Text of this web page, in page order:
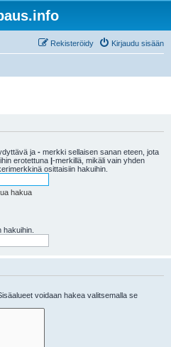
Kirjaudu sisään
Rekisteröidy
ja - merkki sellaisen sanan eteen, jota
erotettuna |-merkillä, mikäli vain yhden
osittaisiin hakuihin.
hakua
voidaan hakea valitsemalla se